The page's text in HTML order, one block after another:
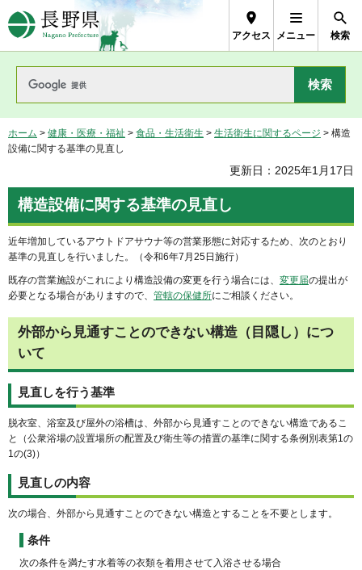
長野県Nagano Prefecture
アクセス メニュー 検索
ホーム > 健康・医療・福祉 > 食品・生活衛生 > 生活衛生に関するページ > 構造
設備に関する基準の見直し
更新日：2025年1月17日
構造設備に関する基準の見直し
近年増加しているアウトドアサウナ等の営業形態に対応するため、次のとおり
基準の見直しを行いました。（令和6年7月25日施行）
既存の営業施設がこれにより構造設備の変更を行う場合には、 変更届の提出が
必要となる場合がありますので、 管轄の保健所にご相談ください。
外部から見通すことのできない構造（目隠し）につ
いて
見直しを行う基準
脱衣室、浴室及び屋外の浴槽は、外部から見通すことのできない構造であるこ
と（公衆浴場の設置場所の配置及び衛生等の措置の基準に関する条例別表第1の
1の(3)）
見直しの内容
次の場合、外部から見通すことのできない構造とすることを不要とします。
条件
次の条件を満たす水着等の衣類を着用させて入浴させる場合